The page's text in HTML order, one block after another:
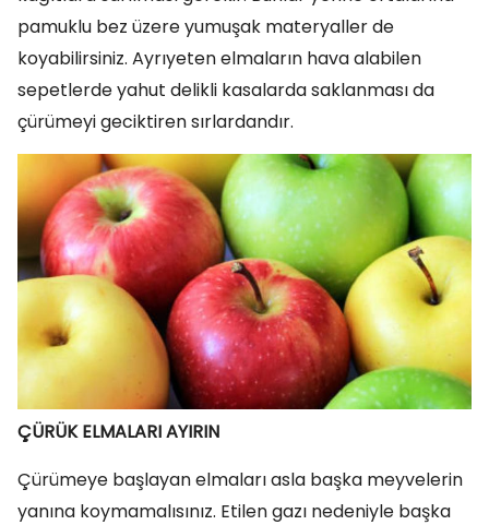
pamuklu bez üzere yumuşak materyaller de
koyabilirsiniz. Ayrıyeten elmaların hava alabilen
sepetlerde yahut delikli kasalarda saklanması da
çürümeyi geciktiren sırlardandır.
ÇÜRÜK ELMALARI AYIRIN
Çürümeye başlayan elmaları asla başka meyvelerin
yanına koymamalısınız. Etilen gazı nedeniyle başka